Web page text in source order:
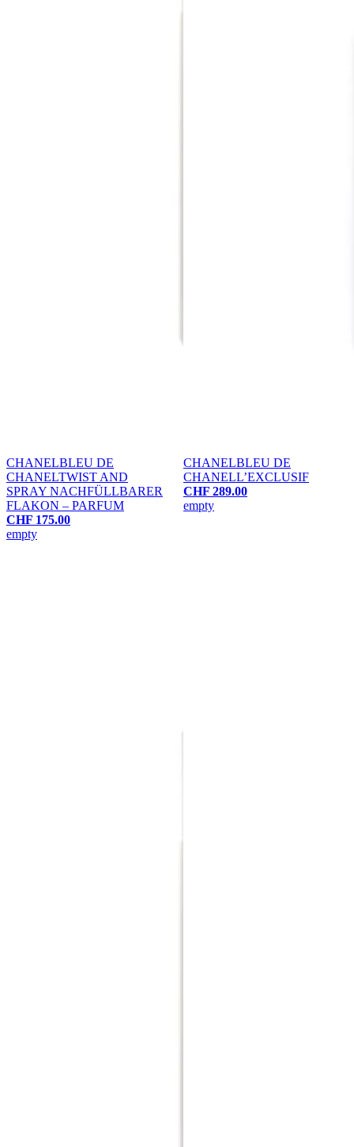
CHANELBLEU DE
CHANELTWIST AND
SPRAY NACHFÜLLBARER
FLAKON – PARFUM
CHF 175.00
empty
CHANELBLEU DE
CHANELL’EXCLUSIF
CHF 289.00
empty